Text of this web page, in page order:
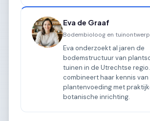
Eva de Graaf
Bodembioloog en
Eva onderzoekt al jaren de
bodemstructuur van
tuinen in de Utrechtse
combineert haar kennis van
plantenvoeding met
botanische inrichting.